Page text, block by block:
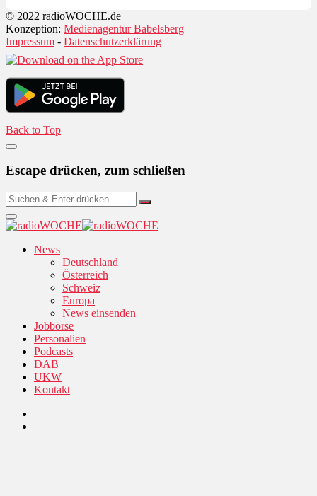
© 2022 radioWOCHE.de
Konzeption: Medienagentur Babelsberg
Impressum - Datenschutzerklärung
Back to Top
Escape drücken, zum schließen
News
Deutschland
Österreich
Schweiz
Europa
News einsenden
Jobbörse
Personalien
Podcasts
DAB+
UKW
Kontakt